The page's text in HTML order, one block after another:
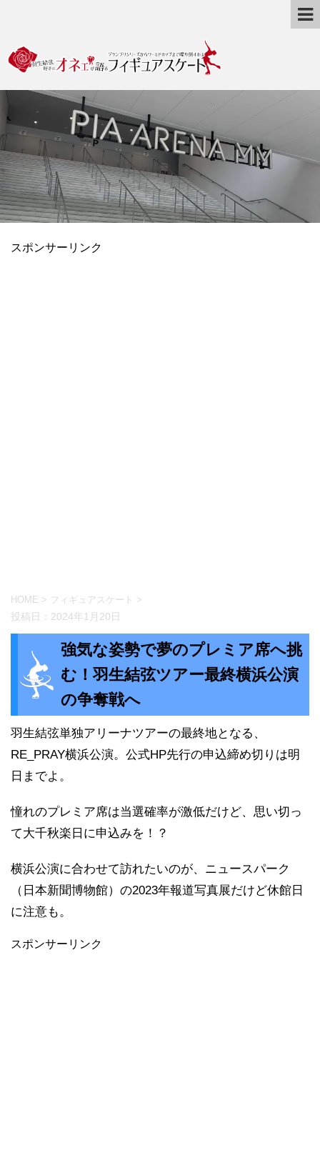
スポンサーリンク
HOME > フィギュアスケート >
投稿日： 2024年1月20日
強気な姿勢で夢のプレミア席へ挑
む！羽生結弦ツアー最終横浜公演
の争奪戦へ
羽生結弦単独アリーナツアーの最終地となる、
RE_PRAY横浜公演。公式HP先行の申込締め切りは明
日までよ。
憧れのプレミア席は当選確率が激低だけど、思い切っ
て大千秋楽日に申込みを！？
横浜公演に合わせて訪れたいのが、ニュースパーク
（日本新聞博物館）の2023年報道写真展だけど休館日
に注意も。
スポンサーリンク